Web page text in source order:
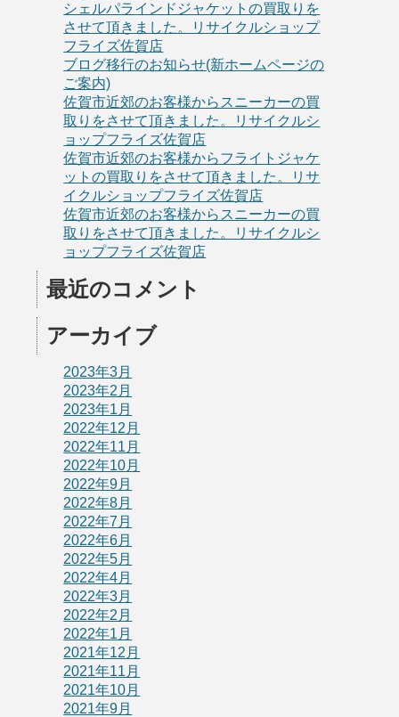
シェルパラインドジャケットの買取りを
させて頂きました。リサイクルショップ
フライズ佐賀店
ブログ移行のお知らせ(新ホームページの
ご案内)
佐賀市近郊のお客様からスニーカーの買
取りをさせて頂きました。リサイクルシ
ョップフライズ佐賀店
佐賀市近郊のお客様からフライトジャケ
ットの買取りをさせて頂きました。リサ
イクルショップフライズ佐賀店
佐賀市近郊のお客様からスニーカーの買
取りをさせて頂きました。リサイクルシ
ョップフライズ佐賀店
最近のコメント
アーカイブ
2023年3月
2023年2月
2023年1月
2022年12月
2022年11月
2022年10月
2022年9月
2022年8月
2022年7月
2022年6月
2022年5月
2022年4月
2022年3月
2022年2月
2022年1月
2021年12月
2021年11月
2021年10月
2021年9月